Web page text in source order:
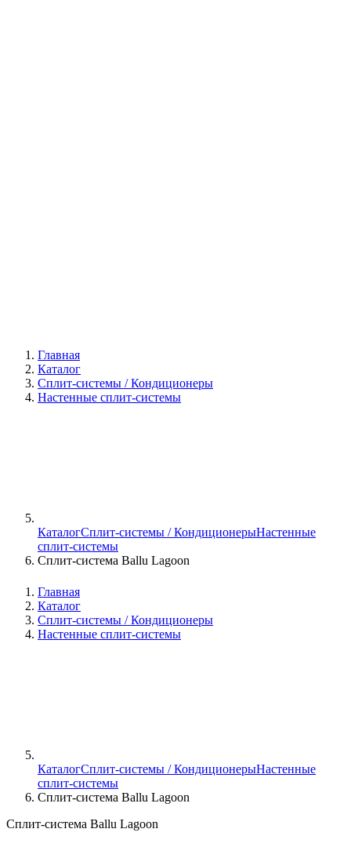
Главная
Каталог
Сплит-системы / Кондиционеры
Настенные сплит-системы
КаталогСплит-системы / КондиционерыНастенные
сплит-системы
Сплит-система Ballu Lagoon
Главная
Каталог
Сплит-системы / Кондиционеры
Настенные сплит-системы
КаталогСплит-системы / КондиционерыНастенные
сплит-системы
Сплит-система Ballu Lagoon
Сплит-система Ballu Lagoon